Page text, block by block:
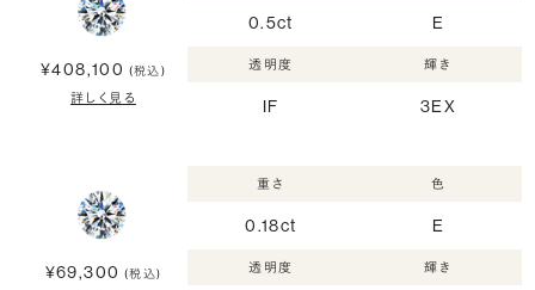
¥408,100 (税込)
詳しく見る
0.5ct E
透明度
IF
輝き
3EX
¥69,300 (税込)
重さ
0.18ct
色
E
透明度 輝き